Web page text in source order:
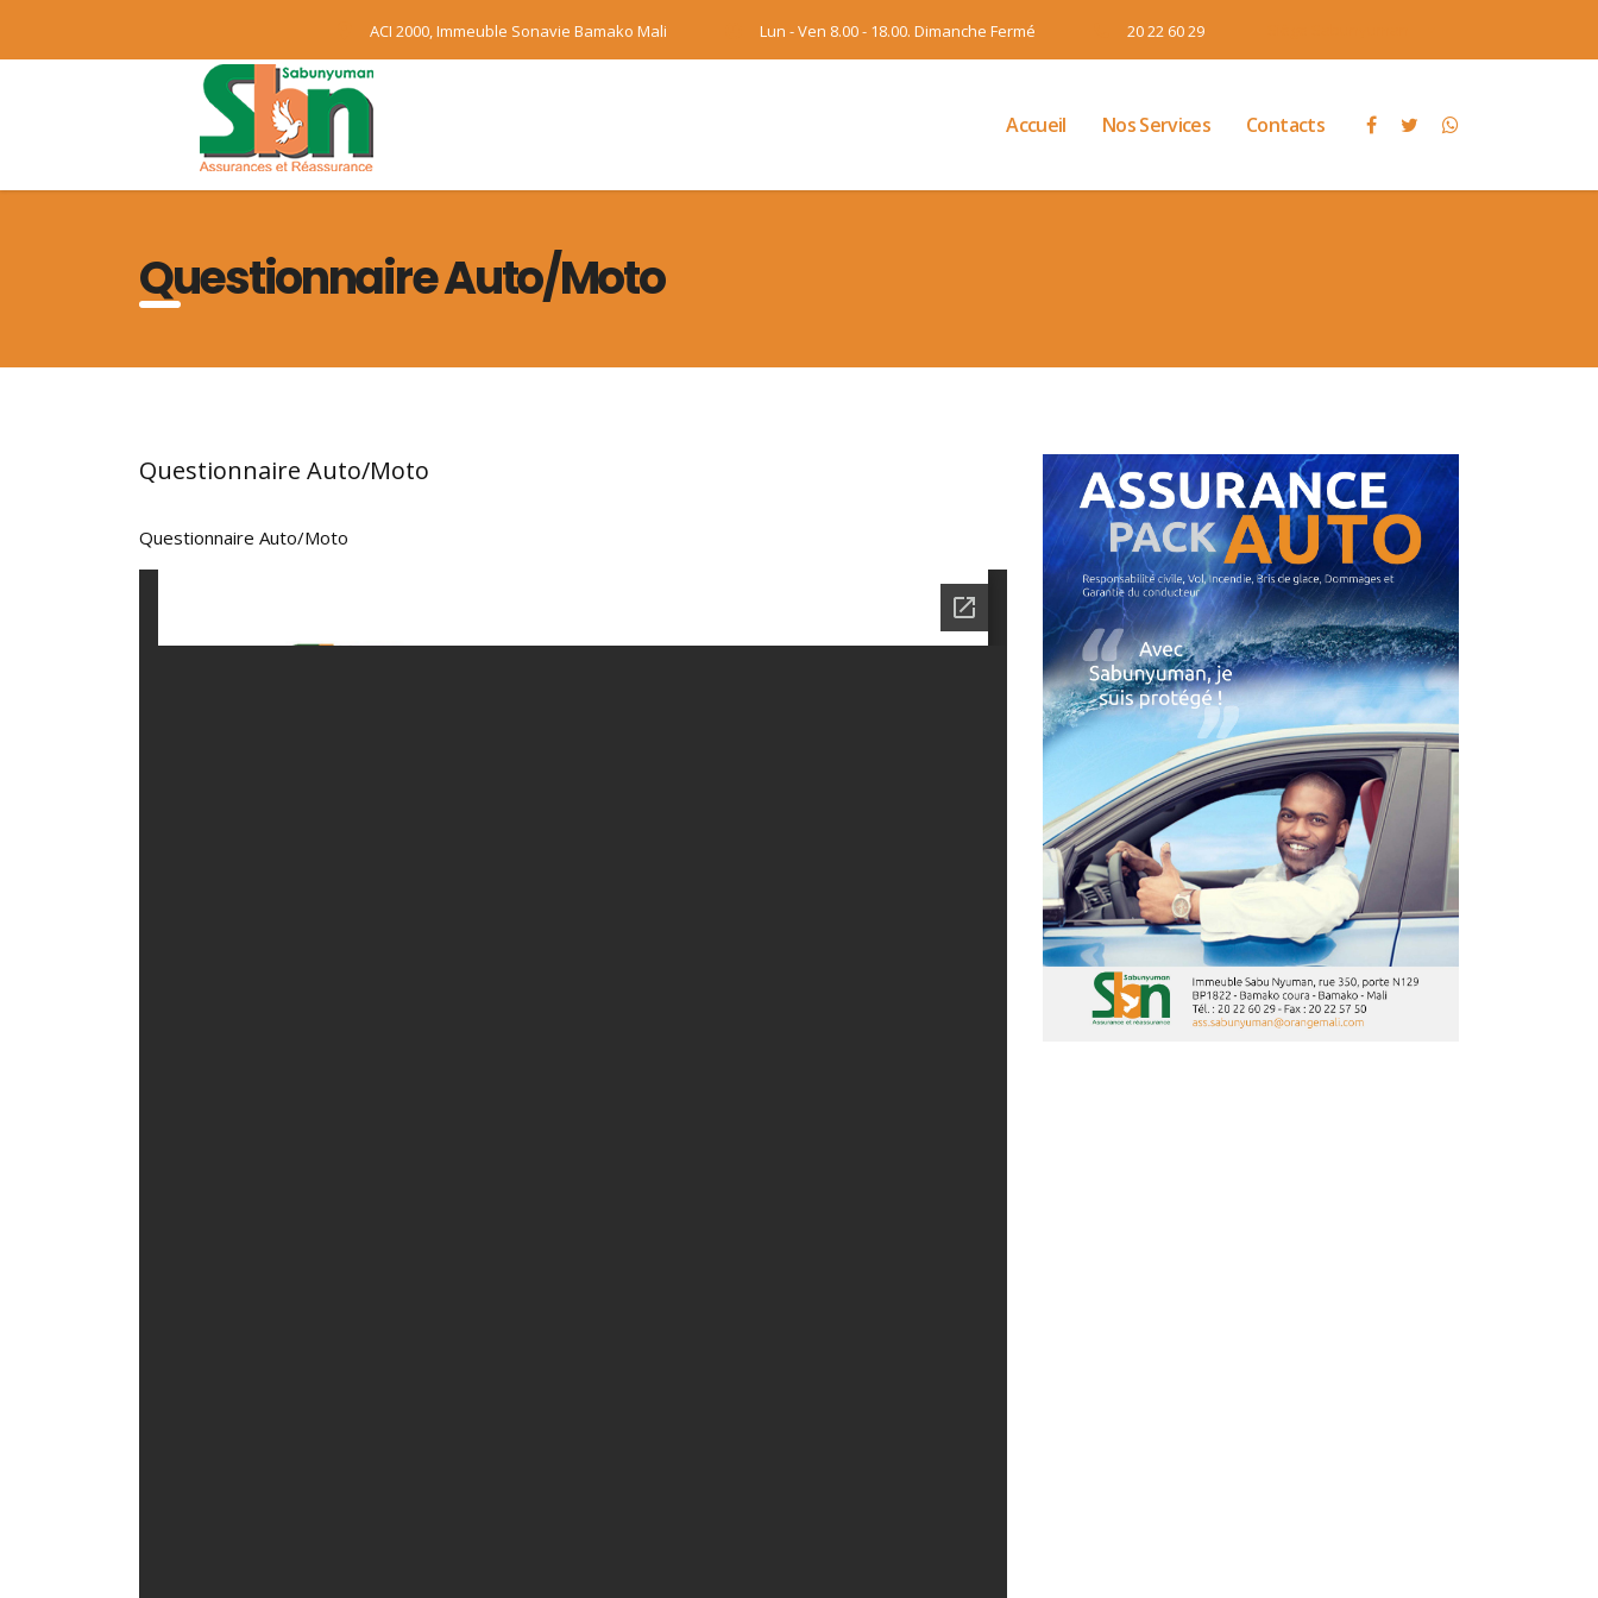
ACI 2000, Immeuble Sonavie Bamako Mali Lun - Ven 8.00 - 18.00. Dimanche Fermé 20 22 60 29
Accueil Nos Services Contacts
Questionnaire Auto/Moto
Questionnaire Auto/Moto
Questionnaire Auto/Moto